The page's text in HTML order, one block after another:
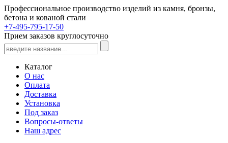
Профессиональное производство изделий из камня, бронзы,
бетона и кованой стали
+7-495-795-17-50
Прием заказов круглосуточно
Каталог
О нас
Оплата
Доставка
Установка
Под заказ
Вопросы-ответы
Наш адрес